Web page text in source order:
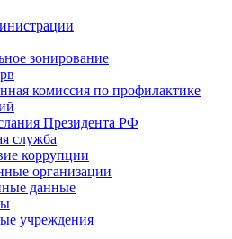
зонирование
комиссия по профилактике
Президента РФ
служба
коррупции
организации
данные
учреждения